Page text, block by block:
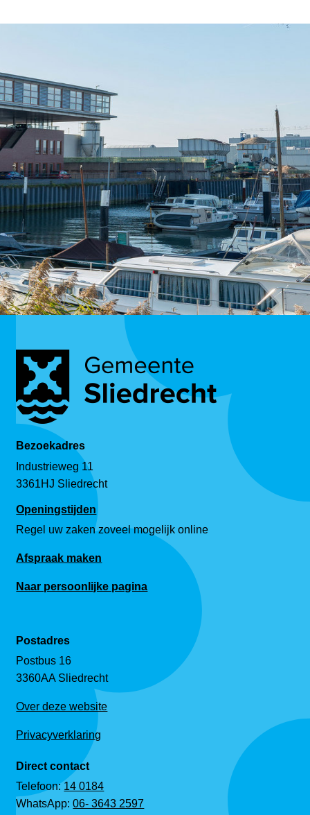
Bezoekadres
Industrieweg 11
3361HJ Sliedrecht
Openingstijden
Regel uw zaken zoveel mogelijk online
Afspraak maken
Naar persoonlijke pagina
Postadres
Postbus 16
3360AA Sliedrecht
Over deze website
Privacyverklaring
Direct contact
Telefoon:14 0184
WhatsApp:06- 3643 2597